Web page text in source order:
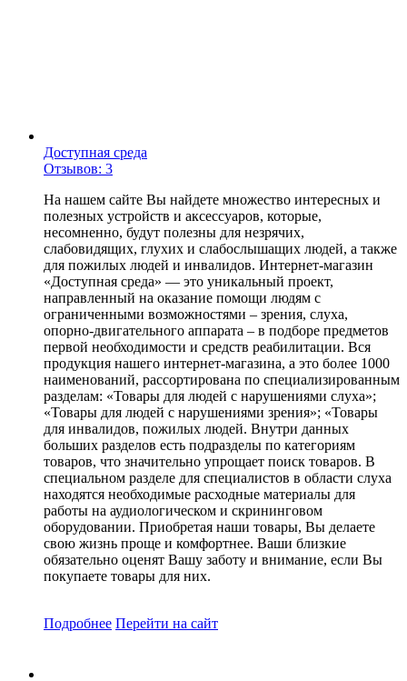
Доступная среда
Отзывов: 3
На нашем сайте Вы найдете множество интересных и
полезных устройств и аксессуаров, которые,
несомненно, будут полезны для незрячих,
слабовидящих, глухих и слабослышащих людей, а также
для пожилых людей и инвалидов. Интернет-магазин
«Доступная среда» — это уникальный проект,
направленный на оказание помощи людям с
ограниченными возможностями – зрения, слуха,
опорно-двигательного аппарата – в подборе предметов
первой необходимости и средств реабилитации. Вся
продукция нашего интернет-магазина, а это более 1000
наименований, рассортирована по специализированным
разделам: «Товары для людей с нарушениями слуха»;
«Товары для людей с нарушениями зрения»; «Товары
для инвалидов, пожилых людей. Внутри данных
больших разделов есть подразделы по категориям
товаров, что значительно упрощает поиск товаров. В
специальном разделе для специалистов в области слуха
находятся необходимые расходные материалы для
работы на аудиологическом и скрининговом
оборудовании. Приобретая наши товары, Вы делаете
свою жизнь проще и комфортнее. Ваши близкие
обязательно оценят Вашу заботу и внимание, если Вы
покупаете товары для них.
Подробнее Перейти на сайт